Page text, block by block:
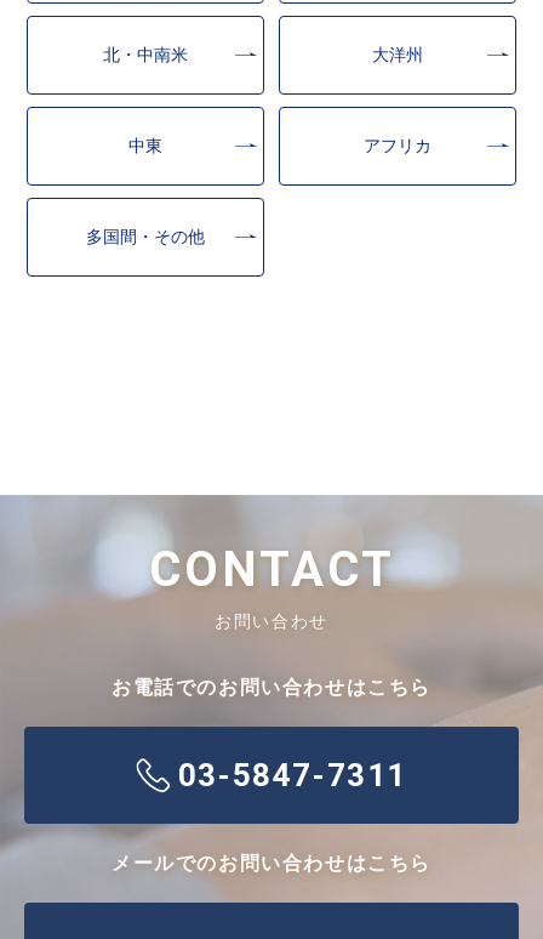
北・中南米 大洋州
中東 アフリカ
多国間・その他
CONTACT
お問い合わせ
お電話でのお問い合わせはこちら
03-5847-7311
メールでのお問い合わせはこちら